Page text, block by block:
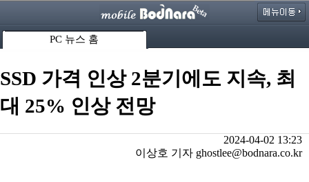
PC 뉴스 홈
SSD 가격 인상 2분기에도 지속, 최
대 25% 인상 전망
2024-04-02 13:23
이상호 기자 ghostlee@bodnara.co.kr